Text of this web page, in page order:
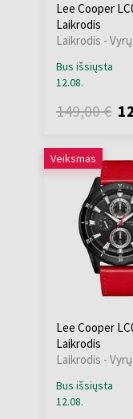
Lee Cooper
Laikrodis
Laikrodis - Vyrų
Bus išsiųsta
12.08.
149,00 €
Veiksmas
Lee Cooper
Laikrodis
Laikrodis - Vyrų
Bus išsiųsta
12.08.